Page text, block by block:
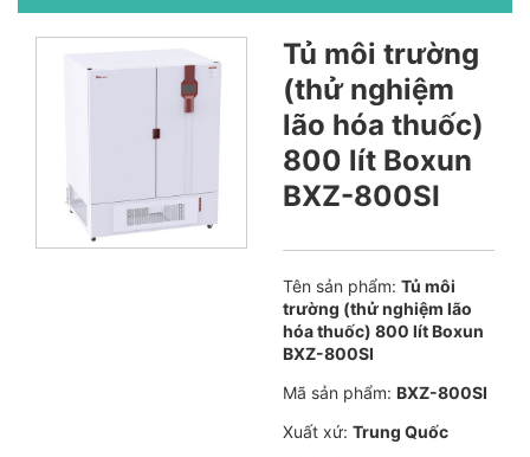
Tủ môi trường
(thử nghiệm
lão hóa thuốc)
800 lít Boxun
BXZ-800SI
Tên sản phẩm: Tủ môi
trường (thử nghiệm lão
hóa thuốc) 800 lít Boxun
BXZ-800SI
Mã sản phẩm: BXZ-800SI
Xuất xứ: Trung Quốc